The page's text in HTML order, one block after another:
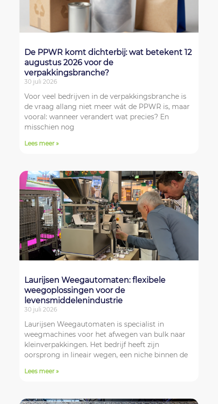
De PPWR komt dichterbij: wat betekent 12
augustus 2026 voor de
verpakkingsbranche?
30 juli 2026
Voor veel bedrijven in de verpakkingsbranche is
de vraag allang niet meer wát de PPWR is, maar
vooral: wanneer verandert wat precies? En
misschien nog
Lees meer »
Laurijsen Weegautomaten: flexibele
weegoplossingen voor de
levensmiddelenindustrie
30 juli 2026
Laurijsen Weegautomaten is specialist in
weegmachines voor het afwegen van bulk naar
kleinverpakkingen. Het bedrijf heeft zijn
oorsprong in lineair wegen, een niche binnen de
Lees meer »